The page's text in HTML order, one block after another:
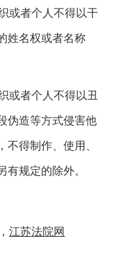
或者个人不得以干
姓名权或者名称
或者个人不得以丑
伪造等方式侵害他
不得制作、使用、
有规定的除外。
江苏法院网